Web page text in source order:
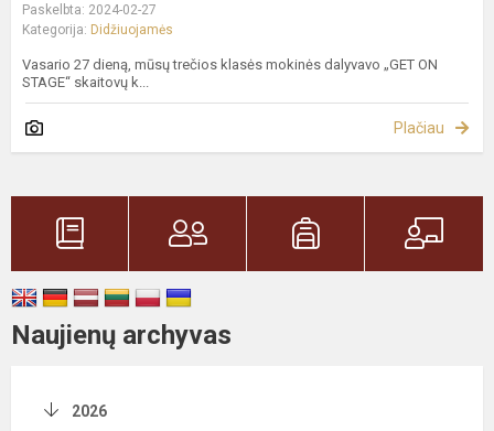
Paskelbta: 2024-02-27
Kategorija: Didžiuojamės
Vasario 27 dieną, mūsų trečios klasės mokinės dalyvavo „GET ON
STAGE“ skaitovų k...
Plačiau
Naujienų archyvas
2026